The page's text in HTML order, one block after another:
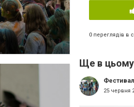
0 переглядів в
Ще в цьому
25 червня